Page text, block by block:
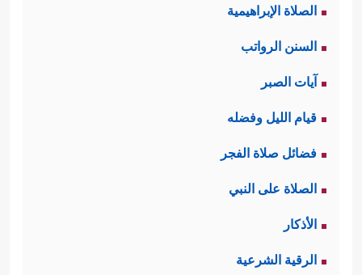
الصلاة الإبراهيمية
السنن الرواتب
آيات الصبر
قيام الليل وفضله
فضائل صلاة الفجر
الصلاة على النبي
الأذكار
الرقية الشرعية